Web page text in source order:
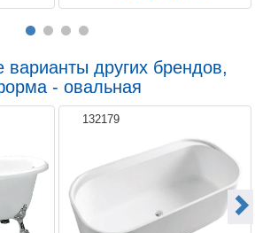
варианты других брендов,
- овальная
132179